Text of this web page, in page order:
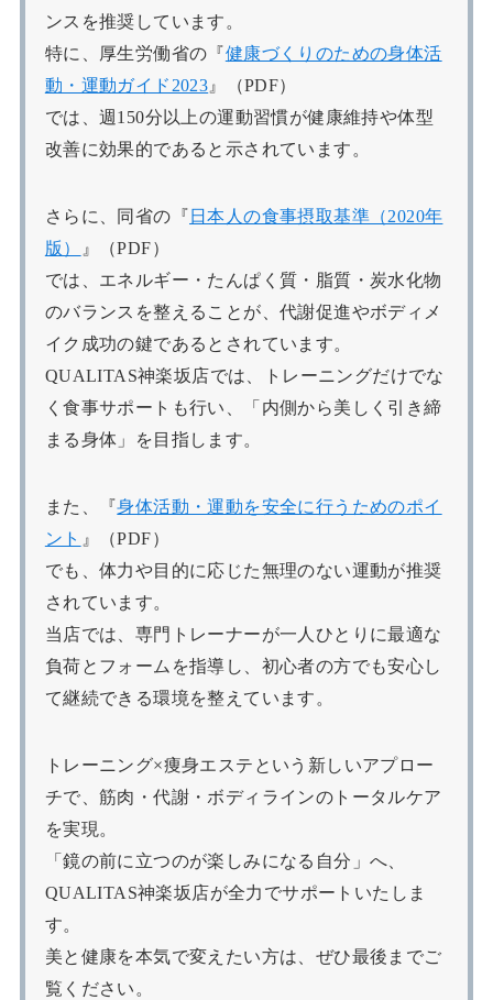
ンスを推奨しています。
特に、厚生労働省の『健康づくりのための身体活
動・運動ガイド2023 』（PDF）
では、週150分以上の運動習慣が健康維持や体型
改善に効果的であると示されています。
さらに、同省の『 日本人の食事摂取基準（2020年
版）
』（PDF）
では、エネルギー・たんぱく質・脂質・炭水化物
のバランスを整えることが、代謝促進やボディメ
イク成功の鍵であるとされています。
QUALITAS神楽坂店では、トレーニングだけでな
く食事サポートも行い、「内側から美しく引き締
まる身体」を目指します。
また、『身体活動・運動を安全に行うためのポイ
ント 』（PDF）
でも、体力や目的に応じた無理のない運動が推奨
されています。
当店では、専門トレーナーが一人ひとりに最適な
負荷とフォームを指導し、初心者の方でも安心し
て継続できる環境を整えています。
トレーニング×痩身エステという新しいアプロー
チで、筋肉・代謝・ボディラインのトータルケア
を実現。
「鏡の前に立つのが楽しみになる自分」へ、
QUALITAS神楽坂店が全力でサポートいたしま
す。
美と健康を本気で変えたい方は、ぜひ最後までご
覧ください。